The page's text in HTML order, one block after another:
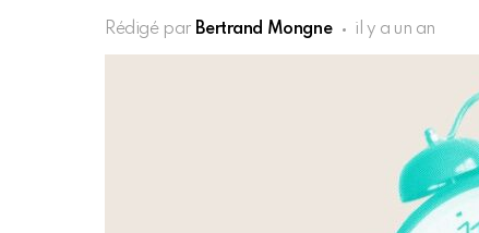
Rédigé par Bertrand Mongne il y a un an